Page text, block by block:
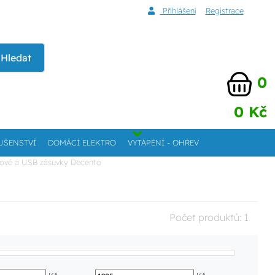
Přihlášení Registrace
Hledat
0
0 Kč
DOMÁCÍ ELEKTRO VYTÁPĚNÍ - OHŘEV
a USB zásuvky Decento
Počet produktů: 1